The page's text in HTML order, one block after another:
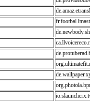
fr.footbal.lmast